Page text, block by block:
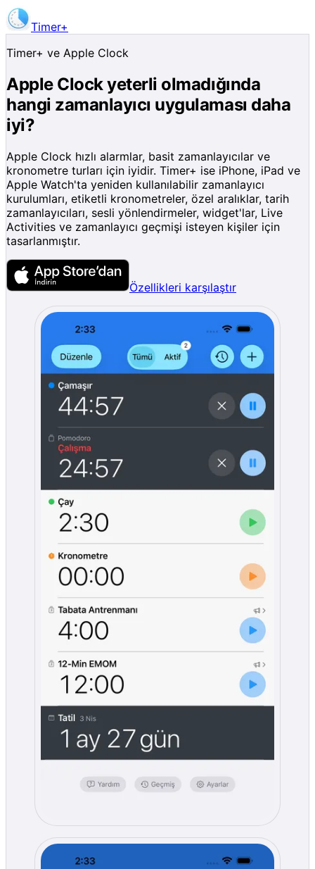
Timer+
Timer+ ve Apple Clock
Apple Clock yeterli olmadığında
hangi zamanlayıcı uygulaması daha
iyi?
Apple Clock hızlı alarmlar, basit zamanlayıcılar ve
kronometre turları için iyidir. Timer+ ise iPhone, iPad ve
Apple Watch'ta yeniden kullanılabilir zamanlayıcı
kurulumları, etiketli kronometreler, özel aralıklar, tarih
zamanlayıcıları, sesli yönlendirmeler, widget'lar, Live
Activities ve zamanlayıcı geçmişi isteyen kişiler için
tasarlanmıştır.
Özellikleri karşılaştır